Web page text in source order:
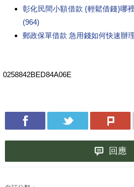
彰化民間小額借款 {輕鬆借錢}哪
(964)
郵政保單借款 急用錢如何快速辦
0258842BED84A06E
回應